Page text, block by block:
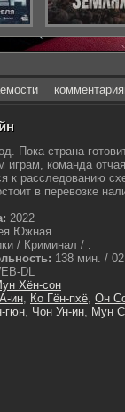
Пока страна
играм, команда
к расследованию
в перевозке
2022
Южная
/ Криминал / .
138 мин. /
DL
Хён-сон
ин, Ко Гён-пхё, Он
гюн, Чон Ун-ин, Мун